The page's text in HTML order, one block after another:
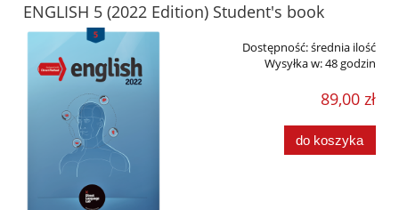
ENGLISH 5 (2022 Edition) Student's book
Dostępność:średnia ilość
Wysyłka w:48 godzin
89,00 zł
do koszyka